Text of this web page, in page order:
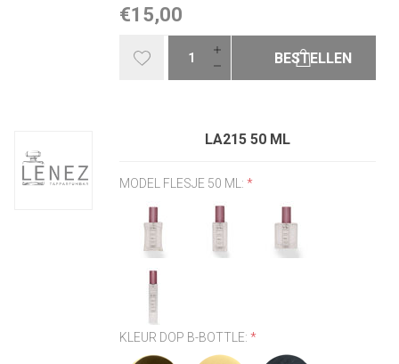
€15,00
BESTELLEN
LA215 50 ML
MODEL FLESJE 50 ML:*
KLEUR DOP B-BOTTLE:*